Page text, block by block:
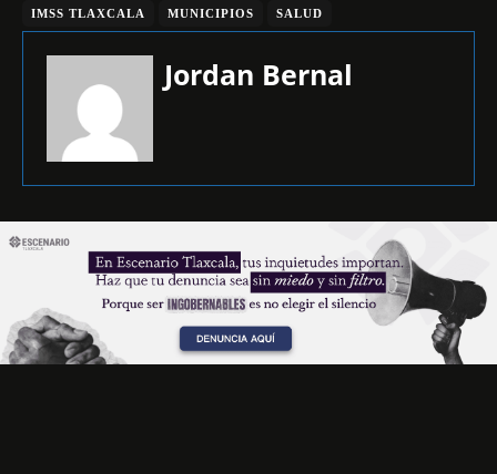
IMSS TLAXCALA
MUNICIPIOS SALUD
Jordan Bernal